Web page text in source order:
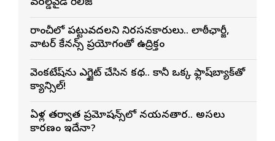
రాంచీలో పట్టువదలని నిరసనకారులు.. లాఠీఛార్జీ,
వాటర్ కేనన్స్ ప్రయోగంతో ఉద్రిక్తం
వెంకటేష్‌ను ఎగ్జైట్ చేసిన కథ.. కానీ ఒక్క ఫ్లాష్‌బ్యాక్‌తో
క్యాన్సిల్!
ఏళ్ల తర్వాత ప్రమోషన్స్‌లో నయనతార.. అసలు
కారణం ఇదేనా?